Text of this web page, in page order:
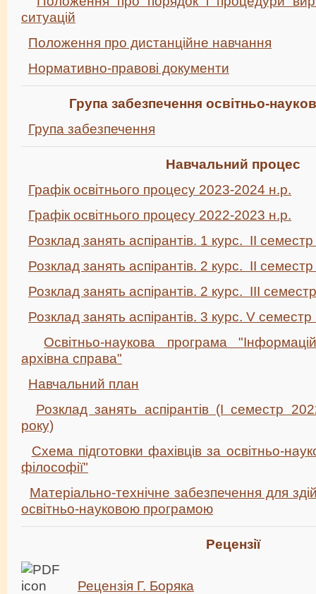
ситуацій
Положення про дистанційне навчання
Нормативно-правові документи
Група забезпечення освітньо-
Група забезпечення
Навчальний процес
Графік освітнього процесу 2023-2024 н.р.
Графік освітнього процесу 2022-2023 н.р.
Розклад занять аспірантів. 1 курс. ІІ
Розклад занять аспірантів. 2 курс. ІІ
Розклад занять аспірантів. 2 курс. ІІІ
Розклад занять аспірантів. 3 курс. V
Освітньо-наукова програма
архівна справа"
Навчальний план
Розклад занять аспірантів (І семестр
року)
Схема підготовки фахівців за освітньо-
філософії"
Матеріально-технічне забезпечення для
освітньо-науковою програмою
Рецензії
Рецензія Г. Боряка